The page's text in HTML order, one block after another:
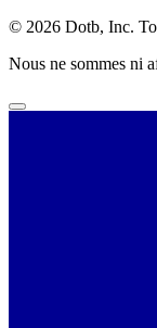
© 2026 Dotb, Inc.
Nous ne sommes ni